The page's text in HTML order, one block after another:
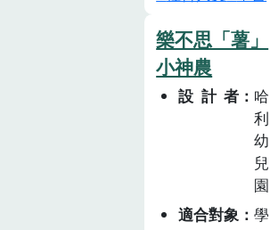
罟活動，提供漁
產料理體驗，近
期運用在地農產
黑豆、黑米開發
產品，教案以
「牽罟」結合漁
村飲食與文化為
主題，與專家共
同調查社區沿岸
的魚種，建置海
樂不思「薯」
小神農
設計者
哈
利
幼
兒
園
適合對象
學